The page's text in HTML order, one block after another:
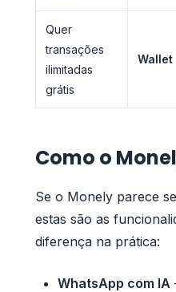
Quer
transações
ilimitadas
grátis
Wallet
Como o
Se o Monely parece
estas são as
diferença na prática:
WhatsApp com IA